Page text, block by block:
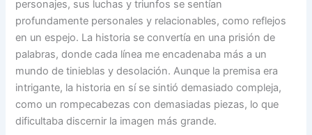
personajes, sus luchas y triunfos se sentían
profundamente personales y relacionables, como reflejos
en un espejo. La historia se convertía en una prisión de
palabras, donde cada línea me encadenaba más a un
mundo de tinieblas y desolación. Aunque la premisa era
intrigante, la historia en sí se sintió demasiado compleja,
como un rompecabezas con demasiadas piezas, lo que
dificultaba discernir la imagen más grande.